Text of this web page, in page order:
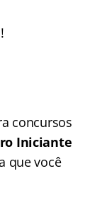
concursos
Iniciante
que você